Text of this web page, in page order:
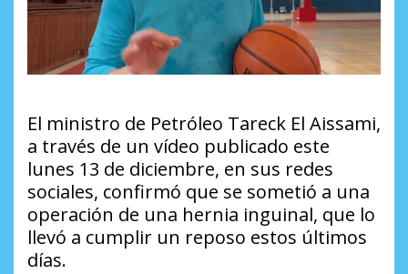
El ministro de Petróleo Tareck El Aissami,
a través de un vídeo publicado este
lunes 13 de diciembre, en sus redes
sociales, confirmó que se sometió a una
operación de una hernia inguinal, que lo
llevó a cumplir un reposo estos últimos
días.